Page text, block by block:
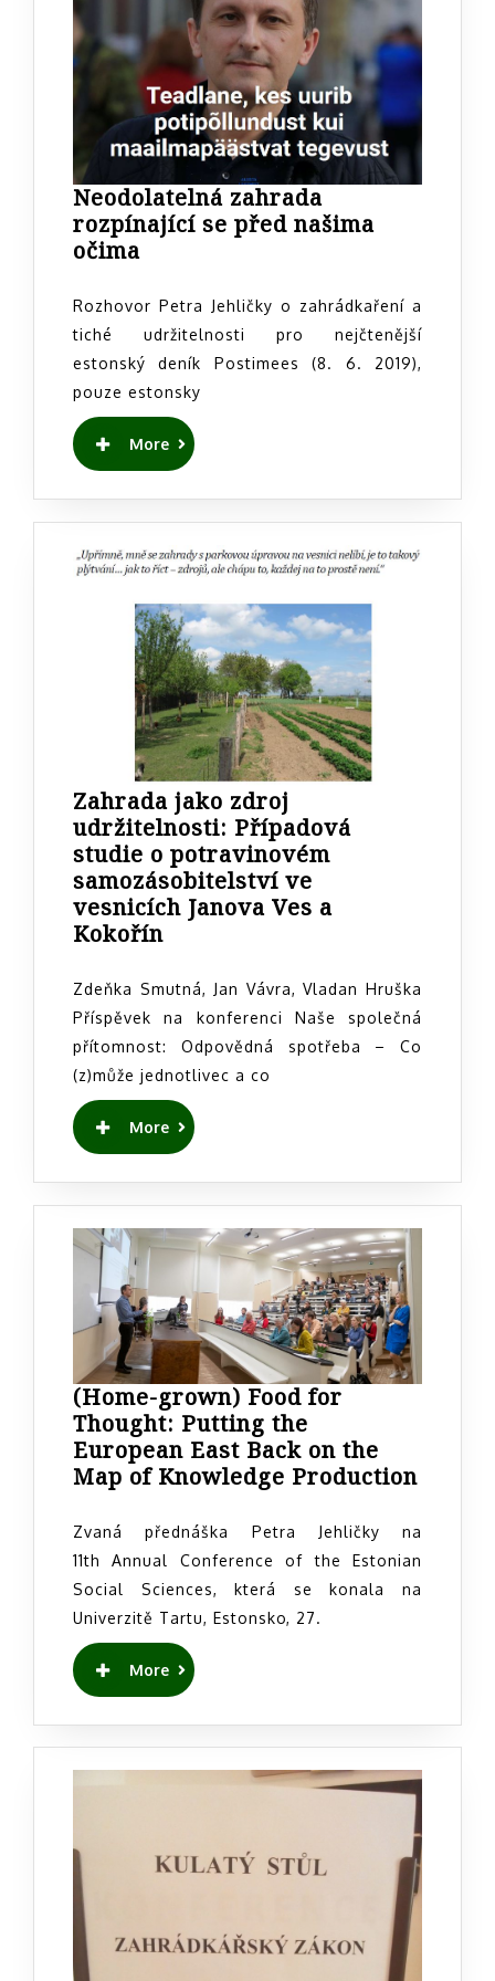
Neodolatelná zahrada
rozpínající se před našima
očimaNeodolatelná
rozpínající
se
před
našima
očima
Rozhovor Petra Jehličky o zahrádkaření a
tiché udržitelnosti pro nejčtenější
estonský deník Postimees (8. 6. 2019),
pouze estonsky
More
READ
MORE
Zahrada jako zdroj
udržitelnosti: Případová
studie o potravinovém
samozásobitelství ve
vesnicích Janova Ves a
KokořínZahrada
zdroj
udržitelnosti:
Případová
studie
o
potravinovém
samozásobitelství
vesnicích
Janova
Ves
Kokořín
Zdeňka Smutná, Jan Vávra, Vladan Hruška
Příspěvek na konferenci Naše společná
přítomnost: Odpovědná spotřeba – Co
(z)může jednotlivec a co
More
READ
MORE
(Home-grown) Food for
Thought: Putting the
European East Back on the
Map of Knowledge Production
Food
for
on
the
Zvaná přednáška Petra Jehličky na
11th Annual Conference of the Estonian
Social Sciences, která se konala na
Univerzitě Tartu, Estonsko, 27.
More
READ
MORE